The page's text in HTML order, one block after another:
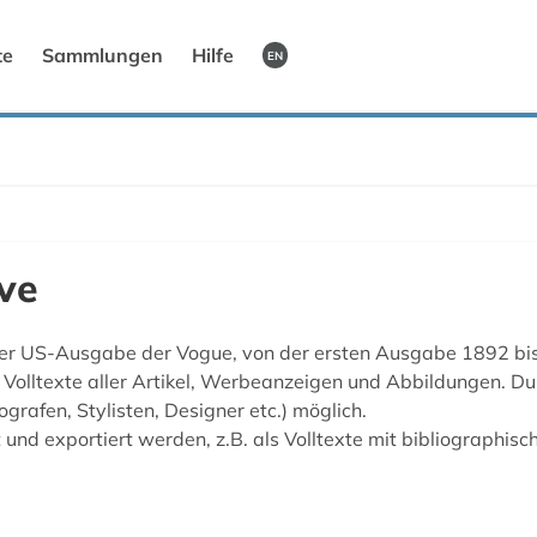
Sammlungen Hilfe EN
US-Ausgabe der Vogue, von der ersten Ausgabe 1892
aller Artikel, Werbeanzeigen und Abbildungen.
Stylisten, Designer etc.) möglich.
exportiert werden, z.B. als Volltexte mit